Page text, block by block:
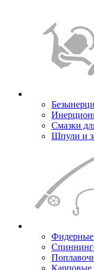
Смазки
Шпули и
Карповые